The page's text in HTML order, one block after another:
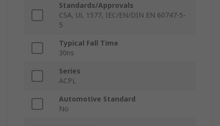
Standards/Approvals
CSA, UL 1577, IEC/EN/DIN EN 60747-5-
5
Typical Fall Time
30ns
Series
ACPL
Automotive Standard
No